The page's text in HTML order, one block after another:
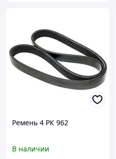
Ремень 4 РК 962
В наличии